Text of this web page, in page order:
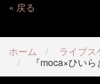
戻る
ホーム
ライブ
『moca×ひい